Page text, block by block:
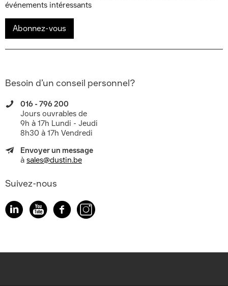
événements intéressants
Abonnez-vous
Besoin d’un conseil personnel?
016 - 796 200
Jours ouvrables de
9h à 17h Lundi - Jeudi
8h30 à 17h Vendredi
Envoyer un message
à sales@dustin.be
Suivez-nous